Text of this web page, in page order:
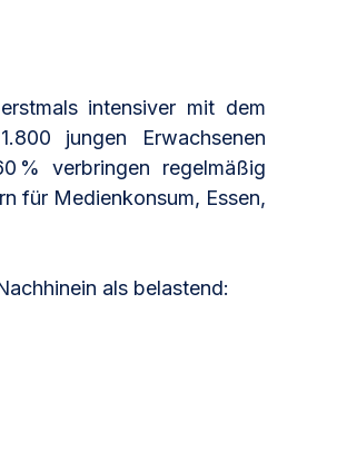
intensiver mit dem
jungen Erwachsenen
% verbringen regelmäßig
für Medienkonsum, Essen,
als belastend: